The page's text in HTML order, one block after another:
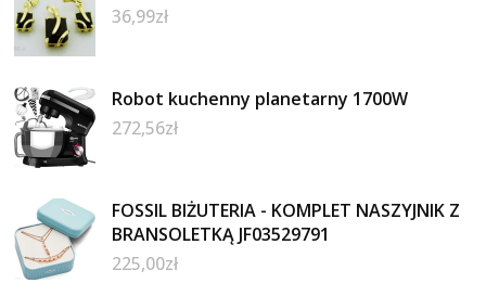
36,99zł
Robot kuchenny planetarny 1700W
272,56zł
FOSSIL BIŻUTERIA - KOMPLET NASZYJNIK Z
BRANSOLETKĄ JF03529791
225,00zł